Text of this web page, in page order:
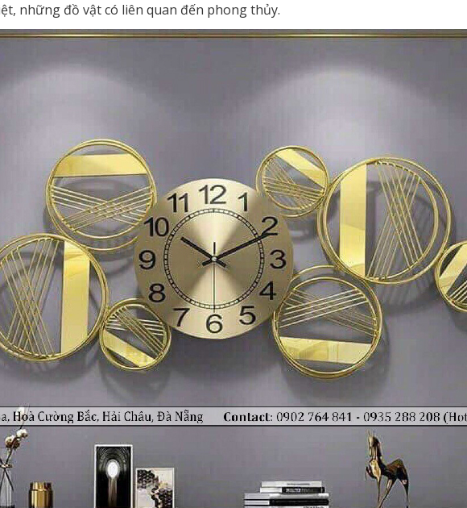
những đồ vật có liên quan đến phong thủy.